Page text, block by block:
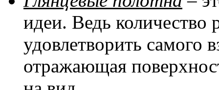
идеи. Ведь количество
удовлетворить самого
отражающая